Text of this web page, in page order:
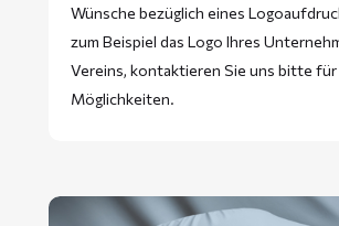
Wünsche bezüglich eines
zum Beispiel das Logo Ihres
Vereins, kontaktieren Sie uns bitte für
Möglichkeiten.